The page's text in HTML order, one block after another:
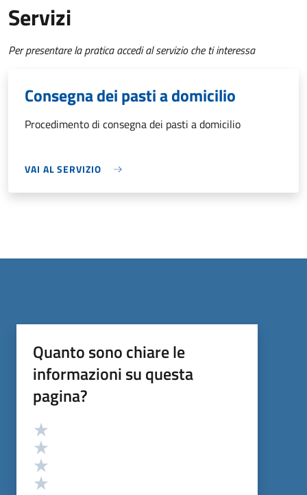
Servizi
Per presentare la pratica accedi al servizio che ti interessa
Consegna dei pasti a domicilio
Procedimento di consegna dei pasti a domicilio
VAI AL SERVIZIO
Quanto sono chiare le
informazioni su questa
pagina?
Valutazione